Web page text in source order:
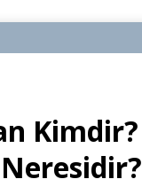
Kimdir?